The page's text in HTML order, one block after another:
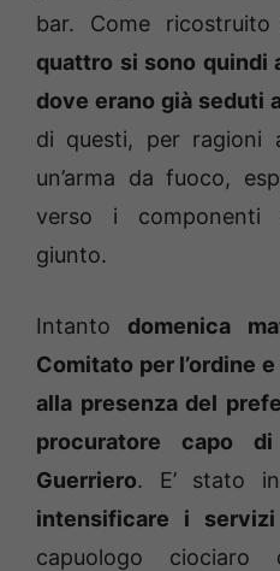
bar. Come
quattro si sono quindi
dove erano già seduti
di questi, per ragioni
un’arma da fuoco,
verso i componenti
giunto.
Intanto domenica
Comitato per l’ordine
alla presenza del
procuratore capo
Guerriero. E’ stato
intensificare i
capuologo ciociaro